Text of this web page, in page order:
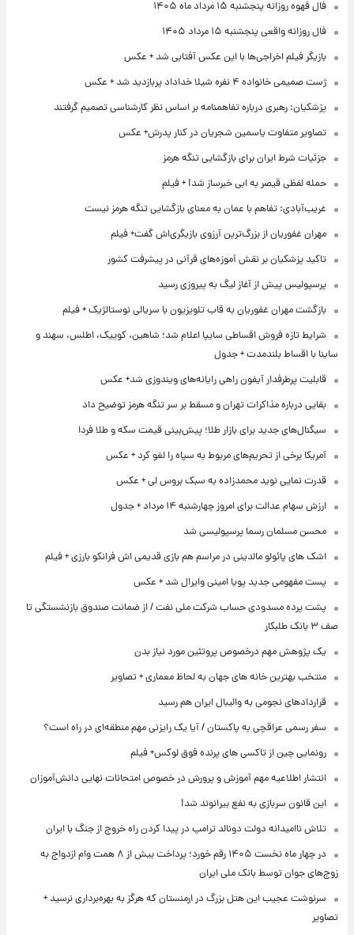
فال قهوه روزانه پنجشنبه ۱۵ مرداد ماه ۱۴۰۵
فال روزانه واقعی پنجشنبه ۱۵ مرداد ۱۴۰۵
بازیگر فیلم اخراجی‌ها با این عکس آفتابی شد + عکس
ژست صمیمی خانواده ۴ نفره شیلا خداداد پربازدید شد + عکس
پزشکیان: رهبری درباره تفاهمنامه بر اساس نظر کارشناسی تصمیم گرفتند
تصاویر متفاوت یاسمین شجریان در کنار پدرش+ عکس
جزئیات شرط ایران برای بازگشایی تنگه هرمز
حمله لفظی قیصر به ابی خبرساز شد! + فیلم
غریب‌آبادی: تفاهم با عمان به معنای بازگشایی تنگه هرمز نیست
مهران غفوریان از بزرگ‌ترین آرزوی بازیگری‌اش گفت+ فیلم
تاکید پزشکیان بر نقش آموزه‌های قرآنی در پیشرفت کشور
پرسپولیس پیش از آغاز لیگ به پیروزی رسید
بازگشت مهران غفوریان به قاب تلویزیون با سریالی نوستالژیک + فیلم
شرایط تازه فروش اقساطی سایپا اعلام شد؛ شاهین، کوییک، اطلس، سهند و
ساینا با اقساط بلندمدت + جدول
قابلیت پرطرفدار آیفون راهی رایانه‌های ویندوزی شد+ عکس
بقایی درباره مذاکرات تهران و مسقط بر سر تنگه هرمز توضیح داد
سیگنال‌های جدید برای بازار طلا؛ پیش‌بینی قیمت سکه و طلا فردا
آمریکا برخی از تحریم‌های مربوط به سپاه را لغو کرد + عکس
قدرت نمایی نوید محمدزاده به سبک بروس لی + عکس
ارزش سهام عدالت برای امروز چهارشنبه ۱۴ مرداد + جدول
محسن مسلمان رسما پرسپولیسی شد
اشک های پائولو مالدینی در مراسم هم بازی قدیمی اش فرانکو بارزی + فیلم
پست مفهومی جدید پویا امینی وایرال شد + عکس
پشت پرده‌ مسدودی حساب شرکت ملی نفت / از ضمانت صندوق بازنشستگی تا
صف ۳ بانک طلبکار
یک پژوهش مهم درخصوص پروتئین مورد نیاز بدن
منتخب بهترین خانه های جهان به لحاظ معماری + تصاویر
قراردادهای نجومی به والیبال ایران هم رسید
سفر رسمی عراقچی به پاکستان / آیا یک رایزنی مهم منطقه‌ای در راه است؟
رونمایی چین از تاکسی های پرنده فوق لوکس+ فیلم
انتشار اطلاعیه مهم آموزش و پرورش در خصوص امتحانات نهایی دانش‌آموزان
این قانون سربازی به نفع بیرانوند شد!
تلاش ناامیدانه‌ دولت دونالد ترامپ در پیدا کردن راه خروج از جنگ با ایران
در چهار ماه نخست ۱۴۰۵ رقم خورد؛ پرداخت بیش از ۸ همت وام ازدواج به
زوج‌های جوان توسط بانک ملی ایران
سرنوشت عجیب این هتل بزرگ در ارمنستان که هرگز به بهره‌برداری نرسید +
تصاویر